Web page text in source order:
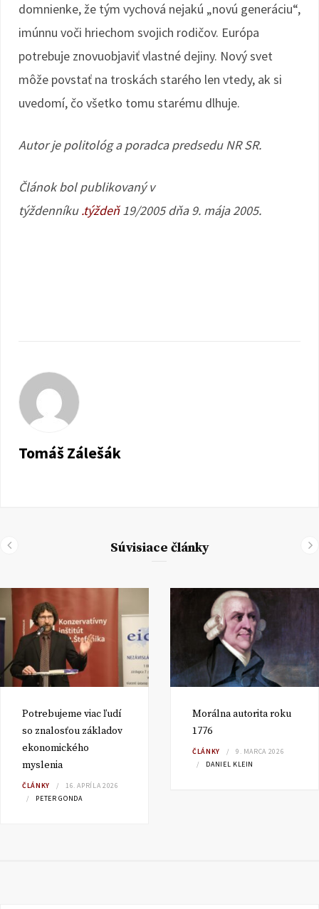
domnienke, že tým vychová nejakú „novú generáciu“,
imúnnu voči hriechom svojich rodičov. Európa
potrebuje znovuobjaviť vlastné dejiny. Nový svet
môže povstať na troskách starého len vtedy, ak si
uvedomí, čo všetko tomu starému dlhuje.
Autor je politológ a poradca predsedu NR SR.
Článok bol publikovaný v
týždenníku.týždeň19/2005 dňa 9. mája 2005.
Tomáš Zálešák
Súvisiace články
Potrebujeme viac ľudí
so znalosťou základov
ekonomického
myslenia
ČLÁNKY
16. APRÍLA 2026
PETER GONDA
Morálna autorita roku
1776
ČLÁNKY
9. MARCA 2026
DANIEL KLEIN